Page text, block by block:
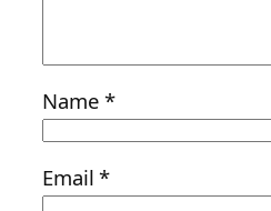
Name *
Email*